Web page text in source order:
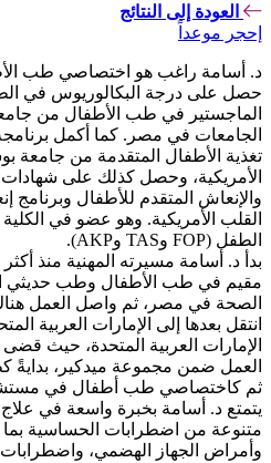
العودة إلى النتائج
إحجر موعداً
د. أسامة راغب هو اختصاصي طب
حصل على درجة البكالوريوس في
الماجستير في طب الأطفال من
الجامعات في مصر. كما أكمل
تغذية الأطفال المتقدمة من جامعة
الأمريكية، وحصل كذلك على شهادات
والإنعاش المتقدم للأطفال وبرنامج
القلب الأمريكية. وهو عضو في
الطفل (FOP وTAS وAKP).
بدأ د. أسامة مسيرته المهنية منذ
مقيم في طب الأطفال وطب حديثي
الصحة في مصر، ثم واصل العمل
انتقل بعدها إلى الإمارات العربية
الإمارات العربية المتحدة، حيث
العمل ضمن مجموعة ميدكير،
ثم كاختصاصي طب أطفال في
يتمتع د. أسامة بخبرة واسعة في
متنوعة من اضطرابات الحساسية بما
وأمراض الجهاز الهضمي، واضطرابات